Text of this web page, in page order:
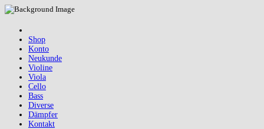
Shop
Konto
Neukunde
Violine
Viola
Cello
Bass
Diverse
Dämpfer
Kontakt